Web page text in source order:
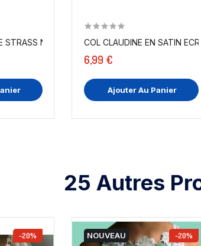
STRASS NOIR A COUDRE, POUR...
COL CLAUDINE EN SATIN
6,99 €
Ajouter Au Panier
25 Autres
-20% NOUVEAU -20%